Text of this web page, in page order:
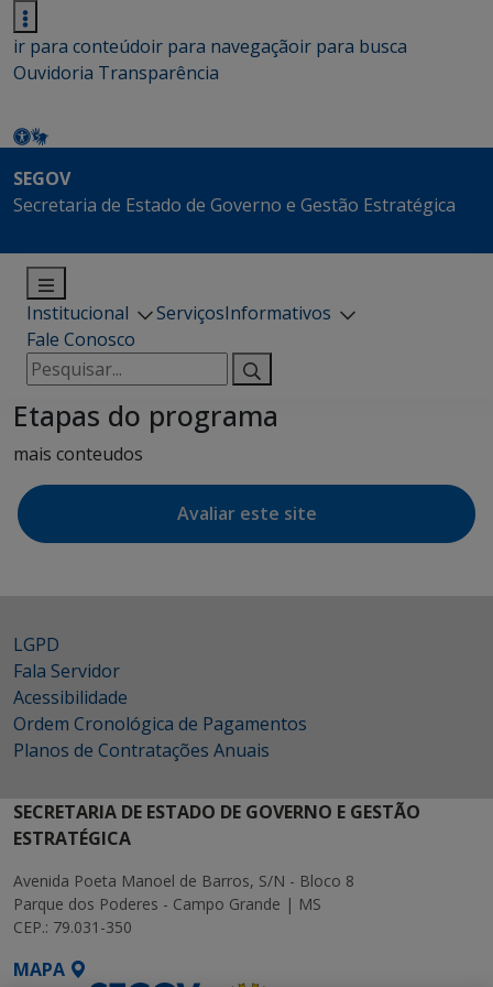
ir para conteúdoir para navegaçãoir para busca
Ouvidoria Transparência
SEGOV
Secretaria de Estado de Governo e Gestão Estratégica
Institucional ServiçosInformativos
Fale Conosco
Pesquisar
por:
Etapas do programa
mais conteudos
Avaliar este site
LGPD
Fala Servidor
Acessibilidade
Ordem Cronológica de Pagamentos
Planos de Contratações Anuais
SECRETARIA DE ESTADO DE GOVERNO E GESTÃO
ESTRATÉGICA
Avenida Poeta Manoel de Barros, S/N - Bloco 8
Parque dos Poderes - Campo Grande | MS
CEP.: 79.031-350
MAPA